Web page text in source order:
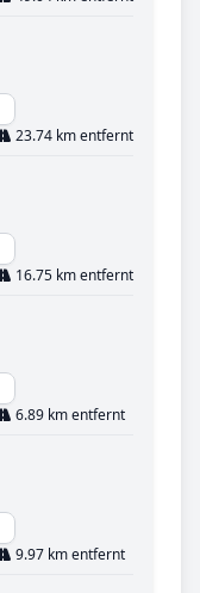
23.74 km entfernt
16.75 km entfernt
6.89 km entfernt
9.97 km entfernt